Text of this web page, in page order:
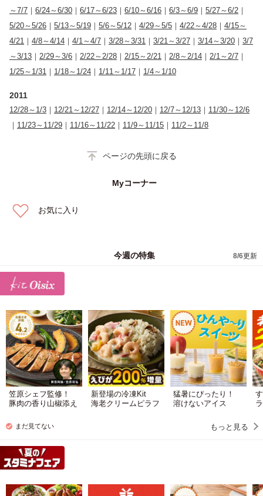
～7/7 ｜ 6/24～6/30 ｜ 6/17～6/23 ｜ 6/10～6/16 ｜ 6/3～6/9 ｜ 5/27～6/2 ｜
5/20～5/26 ｜ 5/13～5/19 ｜ 5/6～5/12 ｜ 4/29～5/5 ｜ 4/22～4/28 ｜ 4/15～
4/21 ｜ 4/8～4/14 ｜ 4/1～4/7 ｜ 3/28～3/31 ｜ 3/21～3/27 ｜ 3/14～3/20 ｜ 3/7
～3/13 ｜ 2/29～3/6 ｜ 2/22～2/28 ｜ 2/15～2/21 ｜ 2/8～2/14 ｜ 2/1～2/7 ｜
1/25～1/31 ｜ 1/18～1/24 ｜ 1/11～1/17 ｜ 1/4～1/10
2011
12/28～1/3 ｜ 12/21～12/27 ｜ 12/14～12/20 ｜ 12/7～12/13 ｜ 11/30～12/6
｜ 11/23～11/29 ｜ 11/16～11/22 ｜ 11/9～11/15 ｜ 11/2～11/8